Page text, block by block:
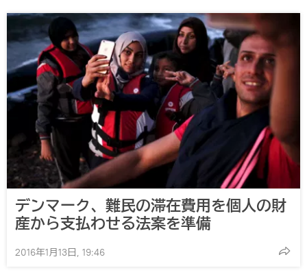
デンマーク、難民の滞在費用を個人の財
産から支払わせる法案を準備
2016年1月13日, 19:46